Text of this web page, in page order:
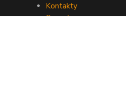
Kontakty
Ceny dopravy